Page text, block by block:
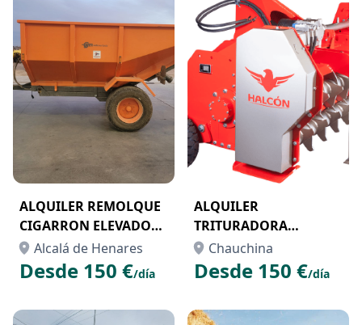
ALQUILER REMOLQUE
CIGARRON ELEVADOR
EN MADRID
Alcalá de Henares
Desde 150 €/día
ALQUILER
TRITURADORA
HALCON
Chauchina
Desde 150 €/día